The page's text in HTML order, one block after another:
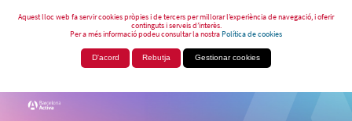
Aquest lloc web fa servir cookies pròpies i de tercers per millorar l’experiència de navegació, i oferir
continguts i serveis d’interès.
Per a més informació podeu consultar la nostraPolítica de cookies
D'acord Rebutja Gestionar cookies